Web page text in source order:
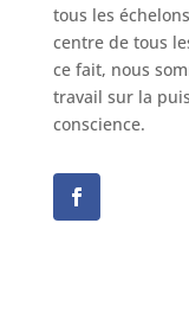
tous les
centre de tous
ce fait, nous
travail sur la
conscience.